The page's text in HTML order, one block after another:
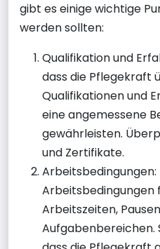
gibt es einige wichtige
werden sollten:
Qualifikation und
dass die Pflegekraft
Qualifikationen und
eine angemessene
gewährleisten.
und Zertifikate.
Arbeitsbedingungen:
Arbeitsbedingungen
Arbeitszeiten,
Aufgabenbereichen.